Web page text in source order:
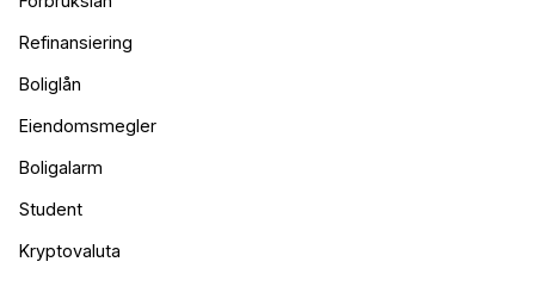
Refinansiering
Boliglån
Eiendomsmegler
Boligalarm
Student
Kryptovaluta